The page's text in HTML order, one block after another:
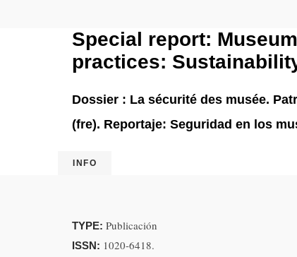
Special report:
practices:
Dossier : La sécurité des musée.
(fre). Reportaje: Seguridad en los
INFO
TYPE: Publicación
ISSN: 1020-6418.